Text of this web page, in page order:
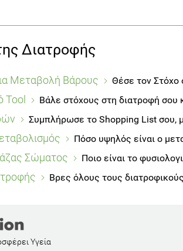
Διατροφής
Μεταβολή Βάρους Θέσε τον Στόχο
Tool Βάλε στόχους στη διατροφή σου
Συμπλήρωσε το Shopping List σου,
Πόσο υψηλός είναι ο
Σώματος Ποιο είναι το
Βρες όλους τους
Υγεία